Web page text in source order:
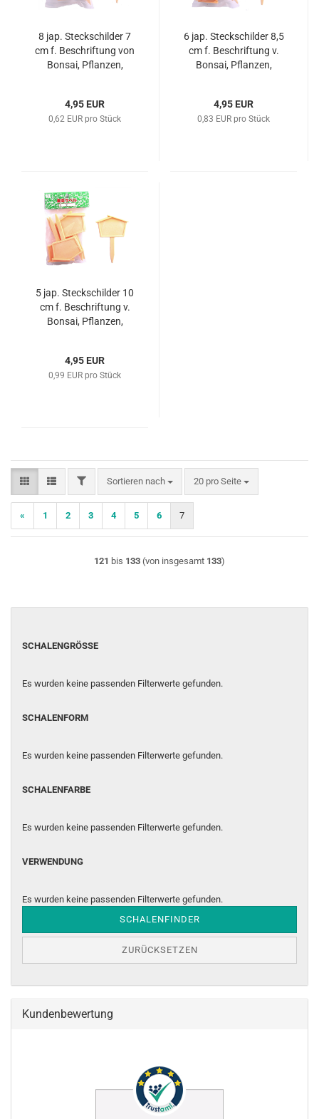
8 jap. Steckschilder 7
cm f. Beschriftung von
Bonsai, Pflanzen,
4,95 EUR
0,62 EUR pro Stück
6 jap. Steckschilder 8,5
cm f. Beschriftung v.
Bonsai, Pflanzen,
4,95 EUR
0,83 EUR pro Stück
5 jap. Steckschilder 10
cm f. Beschriftung v.
Bonsai, Pflanzen,
4,95 EUR
0,99 EUR pro Stück
FILTERSortieren nach
Sortieren nach 20 pro Seite
pro Seite
« 1 2 3 4 5 6 7
121 bis 133 (von insgesamt 133)
SCHALENGRÖSSE
SCHALENGRÖSSE
Es wurden keine passenden Filterwerte gefunden.
SCHALENFORM
SCHALENFORM
Es wurden keine passenden Filterwerte gefunden.
SCHALENFARBE
SCHALENFARBE
Es wurden keine passenden Filterwerte gefunden.
VERWENDUNG
VERWENDUNG
Es wurden keine passenden Filterwerte gefunden.
SCHALENFINDER
ZURÜCKSETZEN
Kundenbewertung